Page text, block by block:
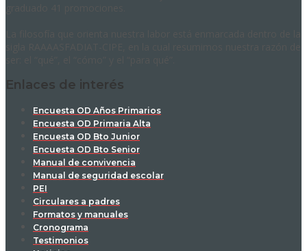
Enlaces de interés
Encuesta OD Años Primarios
Encuesta OD Primaria Alta
Encuesta OD Bto Junior
Encuesta OD Bto Senior
Manual de convivencia
Manual de seguridad escolar
PEI
Circulares a padres
Formatos y manuales
Cronograma
Testimonios